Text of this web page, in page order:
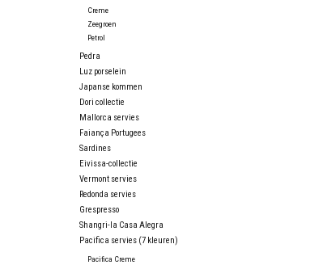
Creme
Zeegroen
Petrol
Pedra
Luz porselein
Japanse kommen
Dori collectie
Mallorca servies
Faiança Portugees
Sardines
Eivissa-collectie
Vermont servies
Redonda servies
Grespresso
Shangri-la Casa Alegra
Pacifica servies (7 kleuren)
Pacifica Creme